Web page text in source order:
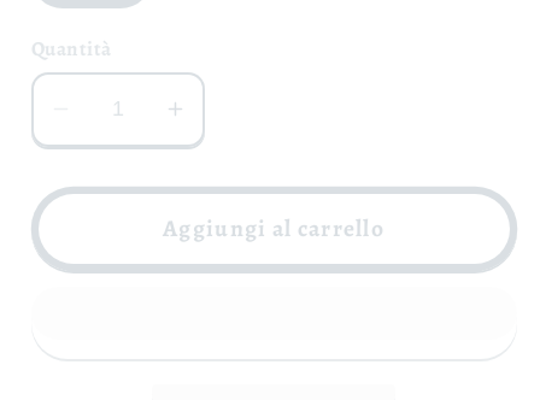
Quantità
Diminuisci
quantità
per
di
Aumenta
quantità
per
Fiano
Aggiungi al carrello